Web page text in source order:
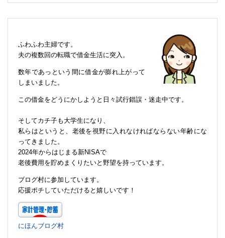
ふわふわ主婦です。
夫の複数回の転職で借金生活に突入。
数年であっという間に借金が膨れ上がって
しまいました。
この借金をどうにかしようと日々試行錯誤・迷走中です。
そしてカチ子も大学生になり、
私らはというと、老後を視野に入れなければならない年齢にな
ってきました。
2024年からはじまる新NISAで
老後費用を貯めまくりたいと野望を持っています。
ブログ村に参加しています。
応援ポチしていただけると嬉しいです！
にほんブログ村